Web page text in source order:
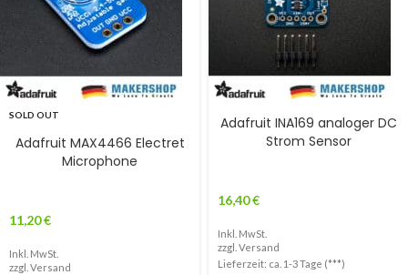
SOLD OUT
Adafruit MAX4466 Electret
Microphone
11,20€
Inkl. MwSt.
zzgl. Versand
Adafruit INA169 analoger DC
Strom Sensor
16,40€
Inkl. MwSt.
zzgl. Versand
Lieferzeit: ca. 1-3 Tage (***)